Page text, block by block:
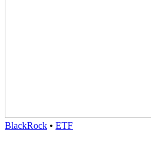
BlackRock • ETF